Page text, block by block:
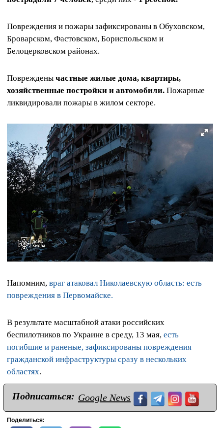
Повреждения и пожары зафиксированы в Обуховском,
Броварском, Фастовском, Бориспольском и
Белоцерковском районах.
Повреждены частные жилые дома, квартиры,
хозяйственные постройки и автомобили. Пожарные
ликвидировали пожары в жилом секторе.
Напомним, враг атаковал Николаевскую область: есть
повреждения в Первомайске.
В результате масштабной атаки российских
беспилотников по Украине в среду, 13 мая, есть
погибшие и раненые, зафиксированы повреждения
гражданской инфраструктуры сразу в нескольких
областях.
Подписаться: Google News
Поделиться: